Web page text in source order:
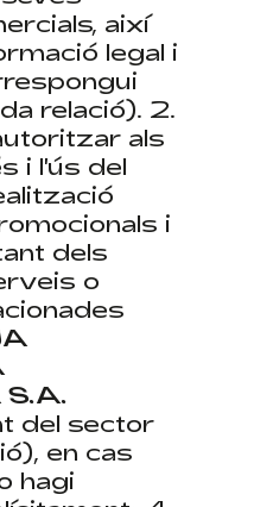
així
legal i
relació). 2.
als
i l'ús del
i
dels
o
del sector
en cas
hagi